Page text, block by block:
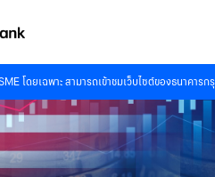
โดยเฉพาะ สามารถเข้าชมเว็บไซต์ของธนาคาร